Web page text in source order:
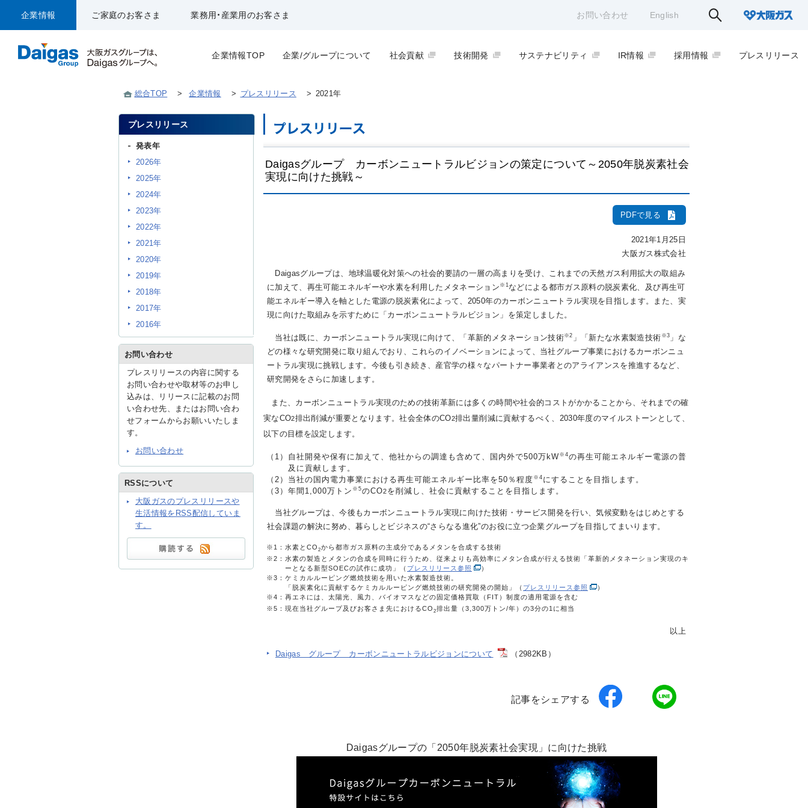
企業情報 ご家庭のお客さま 業務用・産業用のお客さま お問い合わせ English
企業情報TOP 企業/グループについて 社会貢献 技術開発 サステナビリティ IR情報 採用情報 プレスリリース
総合TOP > 企業情報 > プレスリリース > 2021年
Daigasグループ カーボンニュートラルビジョンの策定について～2050年脱炭素社会
実現に向けた挑戦～
PDFで見る
2021年1月25日
大阪ガス株式会社
Daigasグループは、地球温暖化対策への社会的要請の一層の高まりを受け、これまでの天然ガス利用拡大の取組み
に加えて、再生可能エネルギーや水素を利用したメタネーション ※1などによる都市ガス原料の脱炭素化、及び再生可
能エネルギー導入を軸とした電源の脱炭素化によって、2050年のカーボンニュートラル実現を目指します。また、実
現に向けた取組みを示すために「カーボンニュートラルビジョン」を策定しました。
当社は既に、カーボンニュートラル実現に向けて、「革新的メタネーション技術※2 」「新たな水素製造技術 ※3 」な
どの様々な研究開発に取り組んでおり、これらのイノベーションによって、当社グループ事業におけるカーボンニュ
ートラル実現に挑戦します。今後も引き続き、産官学の様々なパートナー事業者とのアライアンスを推進するなど、
研究開発をさらに加速します。
また、カーボンニュートラル実現のための技術革新には多くの時間や社会的コストがかかることから、それまでの確
実なCO2排出削減が重要となります。社会全体のCO2排出量削減に貢献するべく、2030年度のマイルストーンとして、
以下の目標を設定します。
（1） 自社開発や保有に加えて、他社からの調達も含めて、国内外で500万kW ※4の再生可能エネルギー電源の普
及に貢献します。
（2） 当社の国内電力事業における再生可能エネルギー比率を50％程度 ※4 にすることを目指します。
（3） 年間1,000万トン ※5のCO2を削減し、社会に貢献することを目指します。
当社グループは、今後もカーボンニュートラル実現に向けた技術・サービス開発を行い、気候変動をはじめとする
社会課題の解決に努め、暮らしとビジネスの“さらなる進化”のお役に立つ企業グループを目指してまいります。
※1： 水素とCO 2から都市ガス原料の主成分であるメタンを合成する技術
※2： 水素の製造とメタンの合成を同時に行うため、従来よりも高効率にメタン合成が行える技術「革新的メタネーション実現のキ
ーとなる新型SOECの試作に成功」（ プレスリリース参照
）
※3： ケミカルルーピング燃焼技術を用いた水素製造技術。
「脱炭素化に貢献するケミカルルーピング燃焼技術の研究開発の開始」（ プレスリリース参照
）
※4： 再エネには、太陽光、風力、バイオマスなどの固定価格買取（FIT）制度の適用電源を含む
※5： 現在当社グループ及びお客さま先におけるCO 2排出量（3,300万トン/年）の3分の1に相当
以上
Daigas グループ カーボンニュートラルビジョンについて （2982KB）
記事をシェアする
Daigasグループの「2050年脱炭素社会実現」に向けた挑戦
プレスリリース
発表年
2026年
2025年
2024年
2023年
2022年
2021年
2020年
2019年
2018年
2017年
2016年
お問い合わせ
プレスリリースの内容に関する
お問い合わせや取材等のお申し
込みは、リリースに記載のお問
い合わせ先、またはお問い合わ
せフォームからお願いいたしま
す。
お問い合わせ
RSSについて
大阪ガスのプレスリリースや
生活情報をRSS配信していま
す。